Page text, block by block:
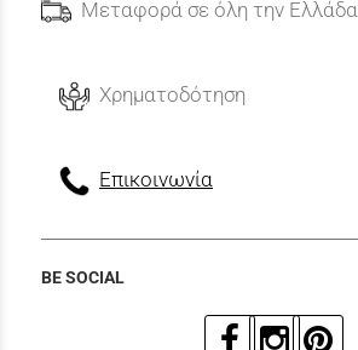
Μεταφορά σε όλη την Ελλάδα
Χρηματοδότηση
Επικοινωνία
BE SOCIAL